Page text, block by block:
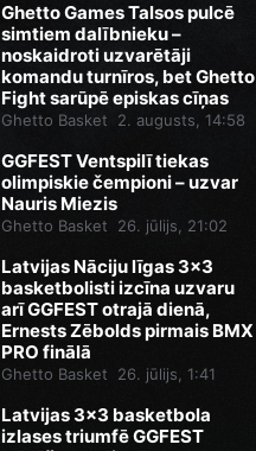
Ghetto Games Talsos pulcē
simtiem dalībnieku –
noskaidroti uzvarētāji
komandu turnīros, bet Ghetto
Fight sarūpē episkas cīņas
Ghetto Basket 2. augusts, 14:58
GGFEST Ventspilī tiekas
olimpiskie čempioni – uzvar
Nauris Miezis
Ghetto Basket 26. jūlijs, 21:02
Latvijas Nāciju līgas 3x3
basketbolisti izcīna uzvaru
arī GGFEST otrajā dienā,
Ernests Zēbolds pirmais BMX
PRO finālā
Ghetto Basket 26. jūlijs, 1:41
Latvijas 3x3 basketbola
izlases triumfē GGFEST